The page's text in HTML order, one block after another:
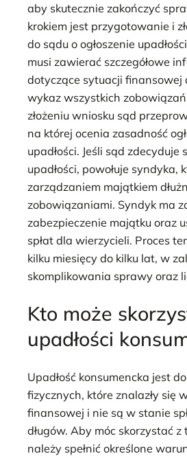
aby skutecznie zakończyć
krokiem jest przygotowanie i
do sądu o ogłoszenie
musi zawierać szczegółowe
dotyczące sytuacji finansowej
wykaz wszystkich
złożeniu wniosku sąd
na której ocenia zasadność
upadłości. Jeśli sąd zdecyduje
upadłości, powołuje syndyka,
zarządzaniem majątkiem
zobowiązaniami. Syndyk ma
zabezpieczenie majątku oraz
spłat dla wierzycieli. Proces
kilku miesięcy do kilku lat, w
skomplikowania sprawy oraz
Kto może
upadłości
Upadłość konsumencka jest
fizycznych, które znalazły się
finansowej i nie są w stanie
długów. Aby móc skorzystać
należy spełnić określone